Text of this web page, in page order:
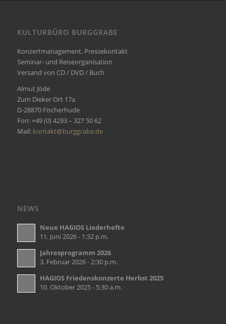
KULTURBÜRO BURGGRABE
Konzertmanagement, Pressekontakt
Seminar- und Reiseorganisation
Versand von CD / DVD / Buch
Almut Jöde
Zum Dieker Ort 17a
D-28870 Fischerhude
Fon: +49 (0) 4293 – 327 50 62
Mail: kontakt@burggrabe.de
NEWS
Neue HAGIOS Liederhefte
11. Juni 2026 - 1:32 p.m.
Jahresprogramm 2026
3. Februar 2026 - 2:30 p.m.
HAGIOS Friedenskonzerte Herbst 2025
10. Oktober 2025 - 5:30 a.m.